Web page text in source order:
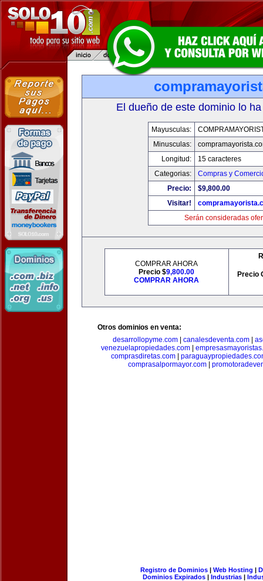
El dueño de este dominio lo
Mayusculas:
Minusculas:
Longitud:
15 caracteres
Categorias:
Compras y
Precio:
$9,800.00
Visitar!
Serán consideradas
COMPRAR AHORA
Precio $9,800.00
COMPRAR AHORA
Precio
Otros dominios en venta:
desarrollopyme.com| canalesdeventa.com|
venezuelapropiedades.com|
comprasdiretas.com
comprasalpormayor.com|
Registro de Dominios| Web Hosting |
Dominios Expirados | Industrias |